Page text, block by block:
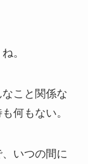
。
こと関係な
何もない。
いつの間に